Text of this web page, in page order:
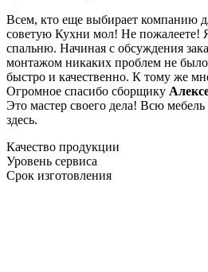
Всем, кто еще выбирает компанию
советую Кухни мол! Не пожалеете!
спальню. Начиная с обсуждения
монтажом никаких проблем не
быстро и качественно. К тому же
Огромное спасибо сборщику
Это мастер своего дела! Всю мебель
здесь.
Качество продукции
Уровень сервиса
Срок изготовления